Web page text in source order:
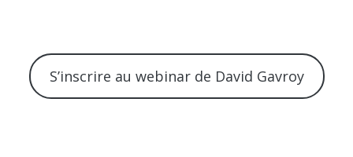
S’inscrire au webinar de David Gavroy